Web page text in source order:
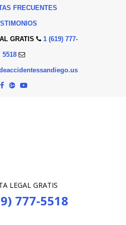
FRECUENTES
GRATIS 1 (619) 777-
5518
LEGAL GRATIS
777-5518